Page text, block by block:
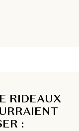
RIDEAUX
: